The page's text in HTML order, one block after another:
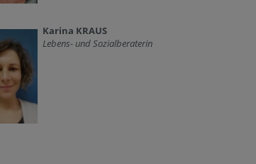
Karina KRAUS
Lebens- und Sozialberaterin